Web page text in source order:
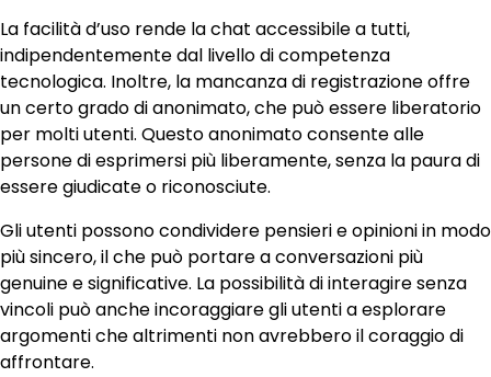
La facilità d’uso rende la chat accessibile a tutti,
indipendentemente dal livello di competenza
tecnologica. Inoltre, la mancanza di registrazione offre
un certo grado di anonimato, che può essere liberatorio
per molti utenti. Questo anonimato consente alle
persone di esprimersi più liberamente, senza la paura di
essere giudicate o riconosciute.
Gli utenti possono condividere pensieri e opinioni in modo
più sincero, il che può portare a conversazioni più
genuine e significative. La possibilità di interagire senza
vincoli può anche incoraggiare gli utenti a esplorare
argomenti che altrimenti non avrebbero il coraggio di
affrontare.